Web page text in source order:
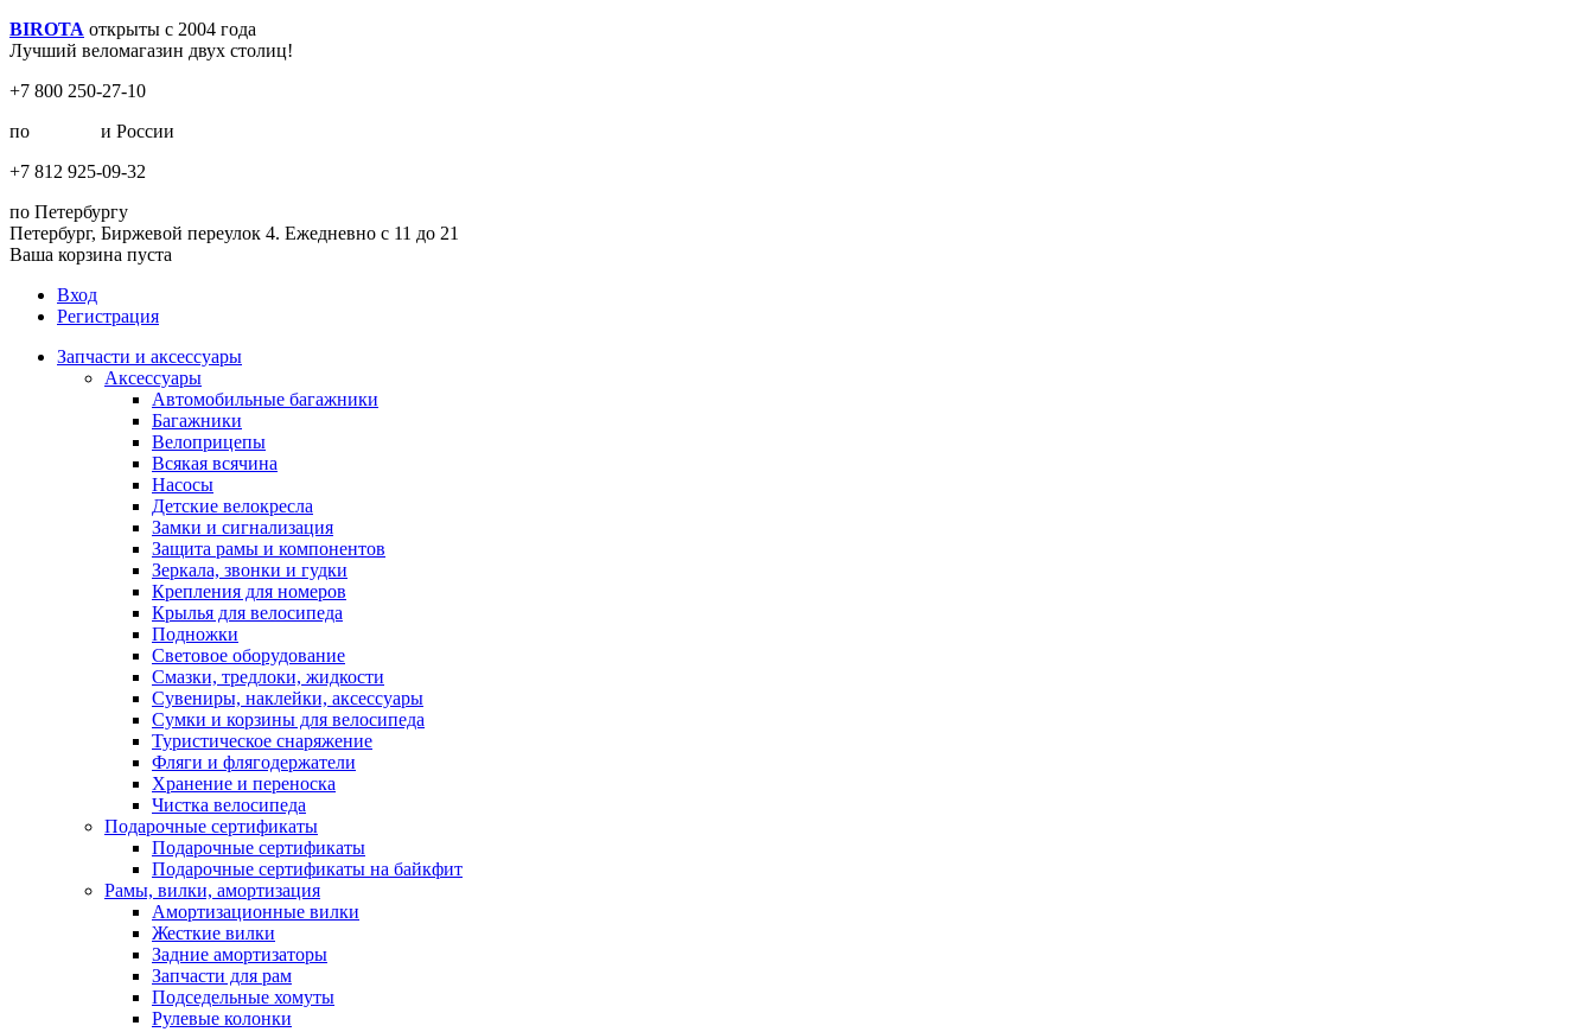
BIROTA открыты с 2004 года
Лучший веломагазин двух столиц!
+7 800 250-27-10
по
и России
+7 812 925-09-32
по Петербургу
Петербург, Биржевой переулок 4. Ежедневно с 11 до 21
Ваша корзина пуста
Вход
Регистрация
Запчасти и аксессуары
Аксессуары
Автомобильные багажники
Багажники
Велоприцепы
Всякая всячина
Насосы
Детские велокресла
Замки и сигнализация
Защита рамы и компонентов
Зеркала, звонки и гудки
Крепления для номеров
Крылья для велосипеда
Подножки
Световое оборудование
Смазки, тредлоки, жидкости
Сувениры, наклейки, аксессуары
Сумки и корзины для велосипеда
Туристическое снаряжение
Фляги и флягодержатели
Хранение и переноска
Чистка велосипеда
Подарочные сертификаты
Подарочные сертификаты
Подарочные сертификаты на байкфит
Рамы, вилки, амортизация
Амортизационные вилки
Жесткие вилки
Задние амортизаторы
Запчасти для рам
Подседельные хомуты
Рулевые колонки